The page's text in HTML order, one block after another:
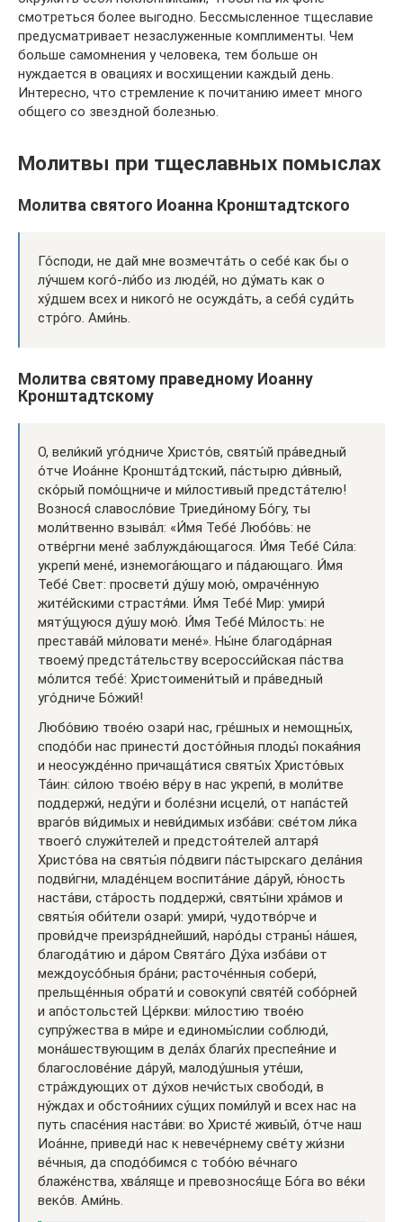
смотреться более выгодно. Бессмысленное тщеславие
предусматривает незаслуженные комплименты. Чем
больше самомнения у человека, тем больше он
нуждается в овациях и восхищении каждый день.
Интересно, что стремление к почитанию имеет много
общего со звездной болезнью.
Молитвы при тщеславных помыслах
Молитва святого Иоанна Кронштадтского
Го́споди, не дай мне возмечта́ть о себе́ как бы о
лу́чшем кого́-ли́бо из люде́й, но ду́мать как о
ху́дшем всех и никого́ не осужда́ть, а себя́ суди́ть
стро́го. Ами́нь.
Молитва святому праведному Иоанну
Кронштадтскому
О, вели́кий уго́дниче Христо́в, святы́й пра́ведный
о́тче Иоа́нне Кроншта́дтский, па́стырю ди́вный,
ско́рый помо́щниче и ми́лостивый предста́телю!
Вознося́ славосло́вие Триеди́ному Бо́гу, ты
моли́твенно взыва́л: «И́мя Тебе́ Любо́вь: не
отве́ргни мене́ заблужда́ющагося. И́мя Тебе́ Си́ла:
укрепи́ мене́, изнемога́ющаго и па́дающаго. И́мя
Тебе́ Свет: просвети́ ду́шу мою́, омраче́нную
жите́йскими страстя́ми. И́мя Тебе́ Мир: умири́
мяту́щуюся ду́шу мою́. И́мя Тебе́ Ми́лость: не
престава́й ми́ловати мене́». Ны́не благода́рная
твоему́ предста́тельству всеросси́йская па́ства
мо́лится тебе́: Христоимени́тый и пра́ведный
уго́дниче Бо́жий!
Любо́вию твое́ю озари́ нас, гре́шных и немощны́х,
сподо́би нас принести́ досто́йныя плоды́ покая́ния
и неосужде́нно причаща́тися святы́х Христо́вых
Та́ин: си́лою твое́ю ве́ру в нас укрепи́, в моли́тве
поддержи́, неду́ги и боле́зни исцели́, от напа́стей
враго́в ви́димых и неви́димых изба́ви: све́том ли́ка
твоего́ служи́телей и предстоя́телей алтаря́
Христо́ва на святы́я по́двиги па́стырскаго дела́ния
подви́гни, младе́нцем воспита́ние да́руй, ю́ность
наста́ви, ста́рость поддержи́, святы́ни хра́мов и
святы́я оби́тели озари́: умири́, чудотво́рче и
прови́дче преизря́днейший, наро́ды страны́ на́шея,
благода́тию и да́ром Свята́го Ду́ха изба́ви от
междоусо́бныя бра́ни; расточе́нныя собери́,
прельще́нныя обрати́ и совокупи́ святе́й собо́рней
и апо́стольстей Це́ркви: ми́лостию твое́ю
супру́жества в ми́ре и единомы́слии соблюди́,
мона́шествующим в дела́х благи́х преспея́ние и
благослове́ние да́руй, малоду́шныя уте́ши,
стра́ждующих от ду́хов нечи́стых свободи́, в
ну́ждах и обстоя́ниих су́щих поми́луй и всех нас на
путь спасе́ния наста́ви: во Христе́ живы́й, о́тче наш
Иоа́нне, приведи́ нас к невече́рнему све́ту жи́зни
ве́чныя, да сподо́бимся с тобо́ю ве́чнаго
блаже́нства, хва́ляще и превознося́ще Бо́га во ве́ки
веко́в. Ами́нь.